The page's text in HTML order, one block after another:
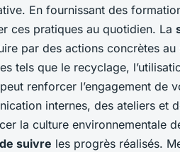
En fournissant des
ces pratiques au quotidien. La
par des actions concrètes au
tels que le recyclage,
renforcer l’engagement de
internes, des ateliers et
la culture environnementale
suivre les progrès réalisés.